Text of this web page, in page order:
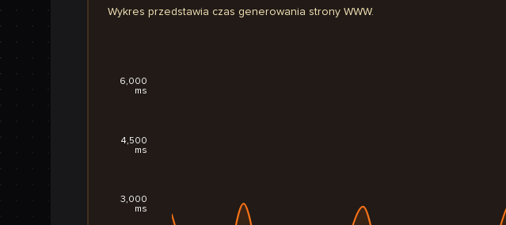
Wykres przedstawia czas generowania strony WWW.
3,000
ms
4,500
ms
6,000
ms